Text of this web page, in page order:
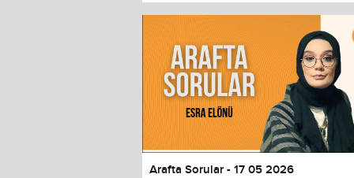
Arafta Sorular - 17 05 2026